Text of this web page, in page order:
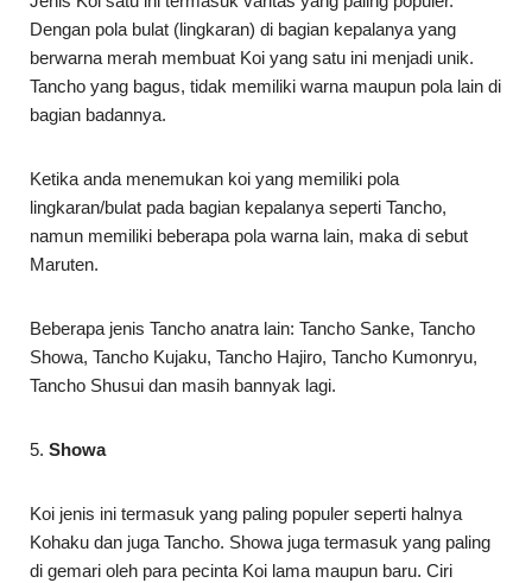
Dengan pola bulat (lingkaran) di bagian kepalanya yang
berwarna merah membuat Koi yang satu ini menjadi unik.
Tancho yang bagus, tidak memiliki warna maupun pola lain di
bagian badannya.
Ketika anda menemukan koi yang memiliki pola
lingkaran/bulat pada bagian kepalanya seperti Tancho,
namun memiliki beberapa pola warna lain, maka di sebut
Maruten.
Beberapa jenis Tancho anatra lain: Tancho Sanke, Tancho
Showa, Tancho Kujaku, Tancho Hajiro, Tancho Kumonryu,
Tancho Shusui dan masih bannyak lagi.
5. Showa
Koi jenis ini termasuk yang paling populer seperti halnya
Kohaku dan juga Tancho. Showa juga termasuk yang paling
di gemari oleh para pecinta Koi lama maupun baru. Ciri